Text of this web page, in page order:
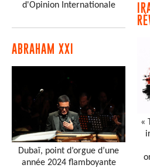
d'Opinion Internationale
ABRAHAM XXI
Dubaï, point d’orgue d’une
année 2024 flamboyante
«